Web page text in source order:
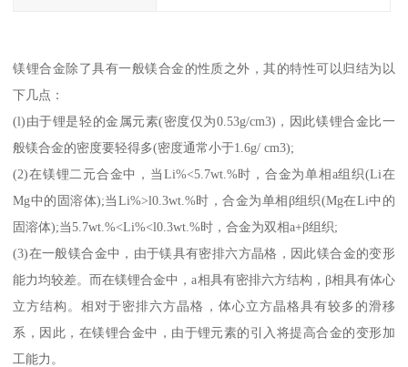
镁锂合金除了具有一般镁合金的性质之外，其的特性可以归结为以
下几点：
(l)由于锂是轻的金属元素(密度仅为0.53g/cm3)，因此镁锂合金比一
般镁合金的密度要轻得多(密度通常小于1.6g/ cm3);
(2)在镁锂二元合金中，当Li%<5.7wt.%时，合金为单相a组织(Li在
Mg中的固溶体);当Li%>l0.3wt.%时，合金为单相β组织(Mg在Li中的
固溶体);当5.7wt.%<Li%<l0.3wt.%时，合金为双相a+β组织;
(3)在一般镁合金中，由于镁具有密排六方晶格，因此镁合金的变形
能力均较差。而在镁锂合金中，a相具有密排六方结构，β相具有体心
立方结构。相对于密排六方晶格，体心立方晶格具有较多的滑移
系，因此，在镁锂合金中，由于锂元素的引入将提高合金的变形加
工能力。